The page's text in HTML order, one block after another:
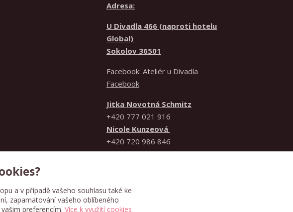
Adresa:
U Divadla 466 (naproti hotelu
Global)
Sokolov 36501
Facebook: Ateliér u Divadla
Facebook
Jitka Novotná Schmitz
+420 777 021 916
Nicole Kunzeová
+420 720 986 846
a v případě vašeho souhlasu také ke
zapamatování vašeho oblíbeného
preferencím. Více k využití cookies